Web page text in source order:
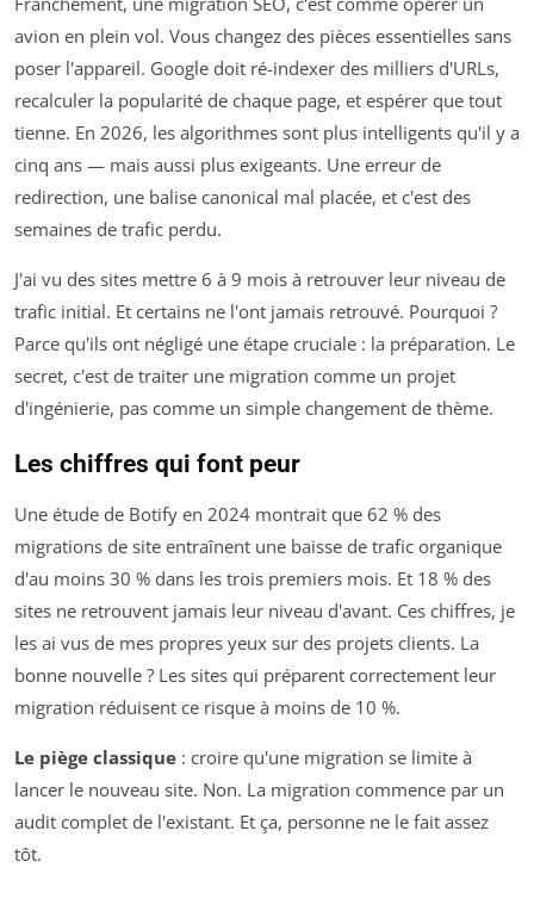
avion en plein vol. Vous changez des pièces essentielles sans
poser l'appareil. Google doit ré-indexer des milliers d'URLs,
recalculer la popularité de chaque page, et espérer que tout
tienne. En 2026, les algorithmes sont plus intelligents qu'il y a
cinq ans — mais aussi plus exigeants. Une erreur de
redirection, une balise canonical mal placée, et c'est des
semaines de trafic perdu.
J'ai vu des sites mettre 6 à 9 mois à retrouver leur niveau de
trafic initial. Et certains ne l'ont jamais retrouvé. Pourquoi ?
Parce qu'ils ont négligé une étape cruciale : la préparation. Le
secret, c'est de traiter une migration comme un projet
d'ingénierie, pas comme un simple changement de thème.
Les chiffres qui font peur
Une étude de Botify en 2024 montrait que 62 % des
migrations de site entraînent une baisse de trafic organique
d'au moins 30 % dans les trois premiers mois. Et 18 % des
sites ne retrouvent jamais leur niveau d'avant. Ces chiffres, je
les ai vus de mes propres yeux sur des projets clients. La
bonne nouvelle ? Les sites qui préparent correctement leur
migration réduisent ce risque à moins de 10 %.
Le piège classique : croire qu'une migration se limite à
lancer le nouveau site. Non. La migration commence par un
audit complet de l'existant. Et ça, personne ne le fait assez
tôt.